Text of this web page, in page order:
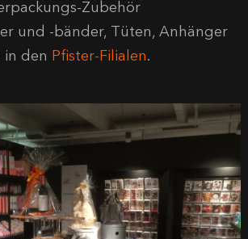
Zubehör
und -bänder, Tüten, Anhänger
in den Pfister-Filialen.